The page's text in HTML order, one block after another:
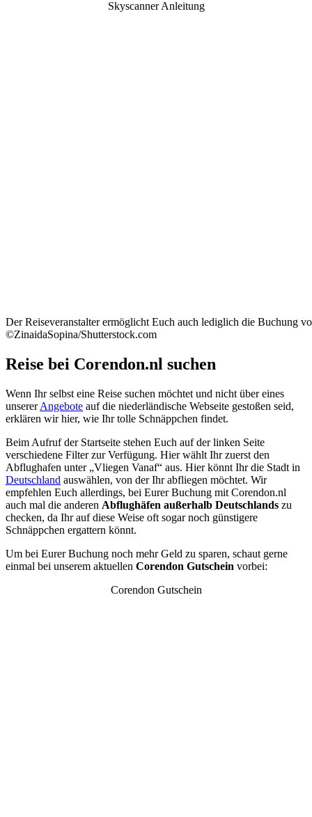
Skyscanner Anleitung
Der Reiseveranstalter ermöglicht Euch auch lediglich die Buchung
©ZinaidaSopina/Shutterstock.com
Reise bei Corendon.nl suchen
Wenn Ihr selbst eine Reise suchen möchtet und nicht über eines
unsererAngebote auf die niederländische Webseite gestoßen seid,
erklären wir hier, wie Ihr tolle Schnäppchen findet.
Beim Aufruf der Startseite stehen Euch auf der linken Seite
verschiedene Filter zur Verfügung. Hier wählt Ihr zuerst den
Abflughafen unter „Vliegen Vanaf“ aus. Hier könnt Ihr die Stadt in
Deutschland auswählen, von der Ihr abfliegen möchtet. Wir
empfehlen Euch allerdings, bei Eurer Buchung mit Corendon.nl
auch mal die anderen Abflughäfen außerhalb Deutschlands zu
checken, da Ihr auf diese Weise oft sogar noch günstigere
Schnäppchen ergattern könnt.
Um bei Eurer Buchung noch mehr Geld zu sparen, schaut gerne
einmal bei unserem aktuellen Corendon Gutschein vorbei:
Corendon Gutschein